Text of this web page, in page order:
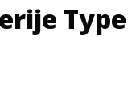
Type